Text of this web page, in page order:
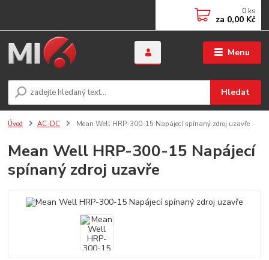
Menu
Hledat
0 ks
za 0,00 Kč
Úvod AC-DC Mean Well HRP-300-15 Napájecí spínaný zdroj uzavře
Mean Well HRP-300-15 Napájecí
spínaný zdroj uzavře